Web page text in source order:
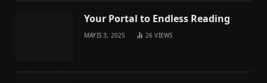
Your Portal to Endless Reading
MAYIS 3, 2025 26VIEWS